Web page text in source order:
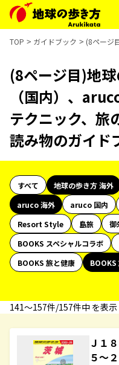
TOP ガイドブック (8ページ
(8ページ目)地
（国内）、
テクニック、旅
読み物のガイド
すべて 地球の歩き方 海外
aruco 海外
aruco 国内
Resort Style
島旅 御
BOOKS スペシャルコラボ
BOOKS 旅と健康
BOOKS
141〜157件/157件中 を表示
Ｊ１
５～